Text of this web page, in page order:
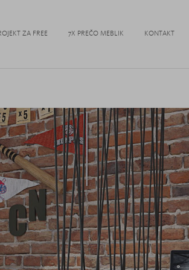
ZA FREE 7X PREČO MEBLIK KONTAKT